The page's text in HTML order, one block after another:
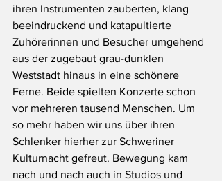
ihren Instrumenten zauberten, klang
beeindruckend und katapultierte
Zuhörerinnen und Besucher umgehend
aus der zugebaut grau-dunklen
Weststadt hinaus in eine schönere
Ferne. Beide spielten Konzerte schon
vor mehreren tausend Menschen. Um
so mehr haben wir uns über ihren
Schlenker hierher zur Schweriner
Kulturnacht gefreut. Bewegung kam
nach und nach auch in Studios und